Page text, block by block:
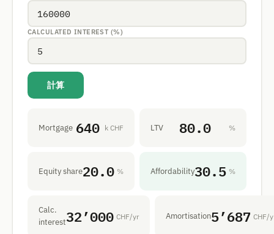
CALCULATED INTEREST (%)
計算
Mortgage 640 k CHF LTV 80.0 %
Equity share20.0 % Affordability30.5 %
Calc.
interest32’000 CHF/yr Amortisation5’687 CHF/